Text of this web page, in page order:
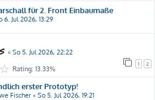
für 2. Front Einbaumaße
6. Jul 2026, 13:29
« So 5. Jul 2026, 22:22
1 2
Rating: 13.33%
erster Prototyp!
Fischer « So 5. Jul 2026, 19:21